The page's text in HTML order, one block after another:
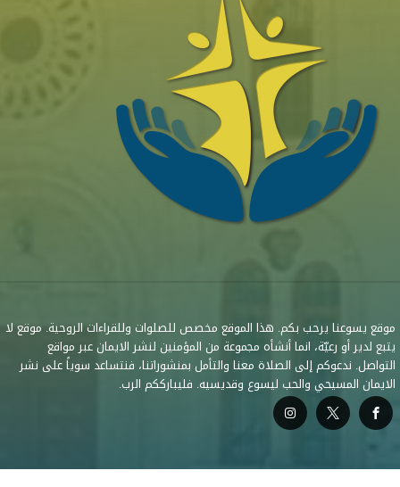
موقع يسوعنا يرحب بكم. هذا الموقع مخصص للصلوات وللقراءات الروحية. موقع لا
يتبع لدير أو رعيّة، انما أنشأه مجموعة من المؤمنين لنشر الايمان عبر مواقع
التواصل. ندعوكم إلى الصلاة معنا والتأمل بمنشوراتنا، فنتساعد سوياً على نشر
الايمان المسيحي والحب ليسوع وقديسيه. فليبارككم الرب.